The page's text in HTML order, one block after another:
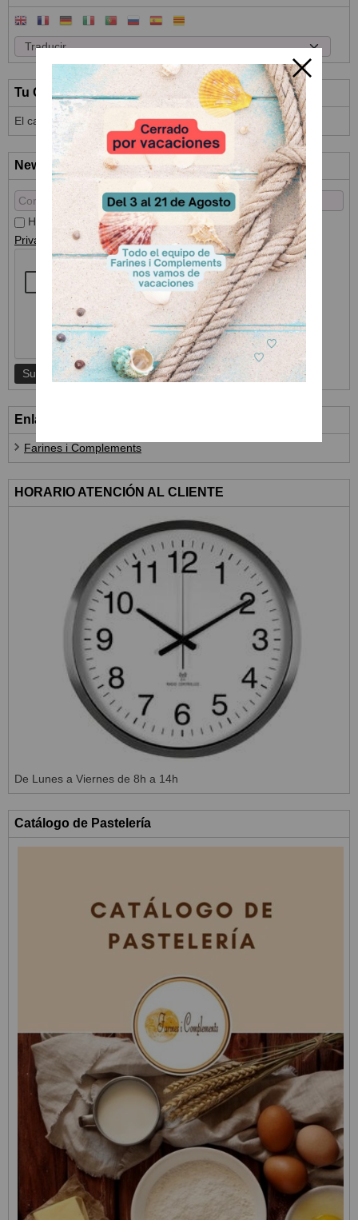
Tu Carrito (0)
El carrito de la compra está vacío
Newsletter
He leído y acepto elTratamiento de datosy laPolítica de
Privacidad
Enlaces
Farines i Complements
HORARIO ATENCIÓN AL CLIENTE
De Lunes a Viernes de 8h a 14h
Catálogo de Pastelería